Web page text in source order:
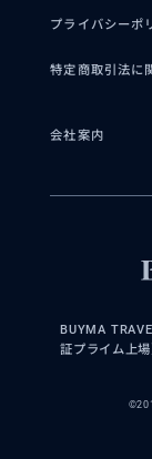
プライバシーポ
特定商取引法に
会社案内
BUYMA
証プライム上場